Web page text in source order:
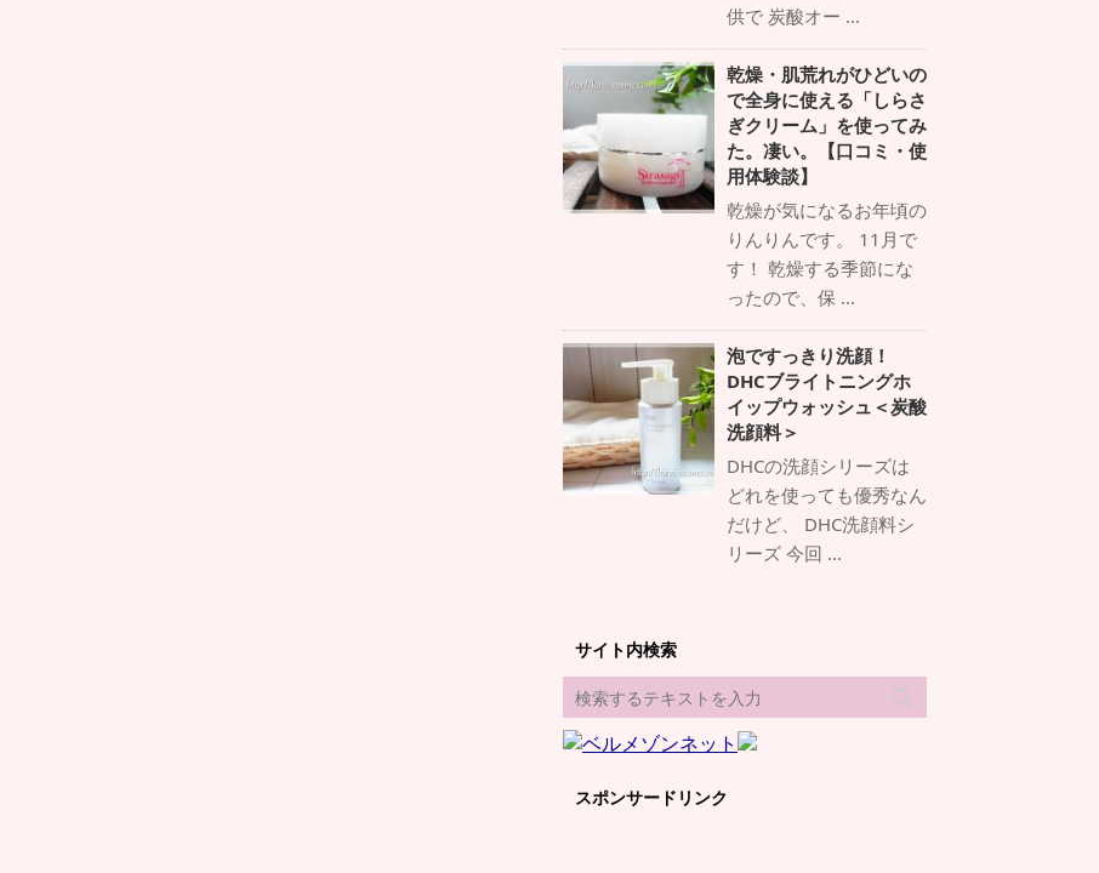
供で 炭酸オー ...
乾燥・肌荒れがひどいの
で全身に使える「しらさ
ぎクリーム」を使ってみ
た。凄い。【口コミ・使
用体験談】
乾燥が気になるお年頃の
りんりんです。 11月で
す！ 乾燥する季節にな
ったので、保 ...
泡ですっきり洗顔！
DHCブライトニングホ
イップウォッシュ＜炭酸
洗顔料＞
DHCの洗顔シリーズは
どれを使っても優秀なん
だけど、 DHC洗顔料シ
リーズ 今回 ...
サイト内検索
スポンサードリンク